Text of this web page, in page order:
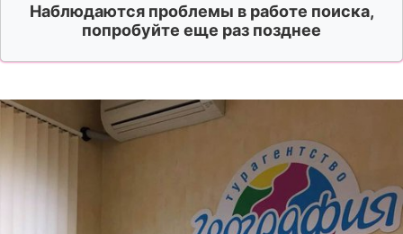
Наблюдаются проблемы в работе поиска,
попробуйте еще раз позднее